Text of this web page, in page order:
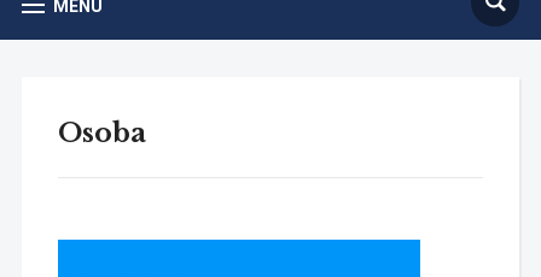
MENU
Osoba